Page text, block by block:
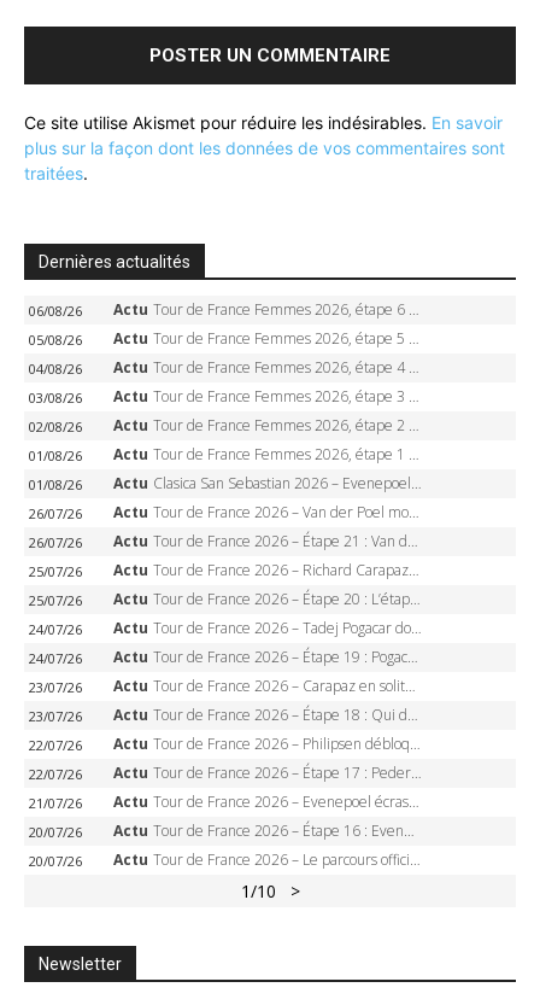
Ce site utilise Akismet pour réduire les indésirables. En savoir
plus sur la façon dont les données de vos commentaires sont
traitées.
Dernières actualités
06/08/26 Actu Tour de France Femmes 2026, étape 6 – Kim Le Court-Pienaar gagne à Tournon, Reusser en jaune
05/08/26 Actu Tour de France Femmes 2026, étape 5 – Demi Vollering gagne à Belleville, Reusser en jaune, Ferrand-Prévot coule
04/08/26 Actu Tour de France Femmes 2026, étape 4 – Marlen Reusser écrase le chrono, Ferrand-Prévot en crise
03/08/26 Actu Tour de France Femmes 2026, étape 3 – Sigrid Haugset en solitaire, 88 km d’échappée, maillot jaune
02/08/26 Actu Tour de France Femmes 2026, étape 2 – Lorena Wiebes doublé à Genève, Markus héroïque, 7e record
01/08/26 Actu Tour de France Femmes 2026, étape 1 – Lorena Wiebes intouchable à Lausanne, premier maillot jaune
01/08/26 Actu Clasica San Sebastian 2026 – Evenepoel recordman, 4e victoire, Carapaz battu au sprint
26/07/26 Actu Tour de France 2026 – Van der Poel monumental à Paris, Pogacar égale le record des cinq sacres
26/07/26 Actu Tour de France 2026 – Étape 21 : Van der Poel, Pogacar, qui succédera à Wout van Aert sur les Champs-Elysées ?
25/07/26 Actu Tour de France 2026 – Richard Carapaz roi des Alpes, doublé et maillot à pois, Seixas perd le podium
25/07/26 Actu Tour de France 2026 – Étape 20 : L’étape reine, Galibier, Sarenne, Alpe d’Huez, qui succédera à Pogacar ?
24/07/26 Actu Tour de France 2026 – Tadej Pogacar dompte l’Alpe d’Huez, 5e victoire, record de Pantani pulvérisé
24/07/26 Actu Tour de France 2026 – Étape 19 : Pogacar peut-il enfin dompter l’Alpe d’Huez ?
23/07/26 Actu Tour de France 2026 – Carapaz en solitaire à Orcières-Merlette, Paret-Peintre à un point du maillot à pois
23/07/26 Actu Tour de France 2026 – Étape 18 : Qui domptera Orcières-Merlette, première marche vers l’Alpe d’Huez ?
22/07/26 Actu Tour de France 2026 – Philipsen débloque son compteur à Voiron, Pedersen en danger pour le maillot vert
22/07/26 Actu Tour de France 2026 – Étape 17 : Pedersen peut-il verrouiller le maillot vert à Voiron ?
21/07/26 Actu Tour de France 2026 – Evenepoel écrase le chrono d’Évian, Seixas 4e, Lipowitz abandonne
20/07/26 Actu Tour de France 2026 – Étape 16 : Evenepoel, Pogacar, Ganna… qui domptera le chrono d’Évian pour redessiner le podium ?
20/07/26 Actu Tour de France 2026 – Le parcours officiel complet : 21 étapes, profils, carte et dates
1/10 >
Newsletter